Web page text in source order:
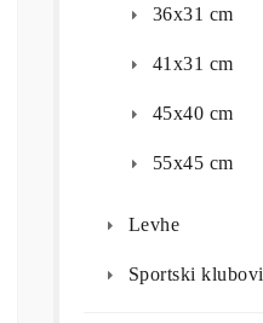
36x31 cm
41x31 cm
45x40 cm
55x45 cm
Levhe
Sportski klubovi